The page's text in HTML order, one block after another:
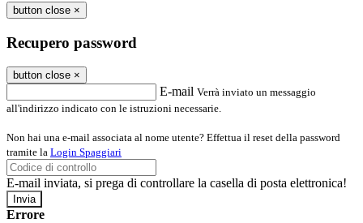
button close ×
Recupero password
button close ×
E-mail Verrà inviato un messaggio
all'indirizzo indicato con le istruzioni necessarie.
Non hai una e-mail associata al nome utente? Effettua il reset della password
tramite la Login Spaggiari
E-mail inviata, si prega di controllare la casella di posta elettronica!
Errore